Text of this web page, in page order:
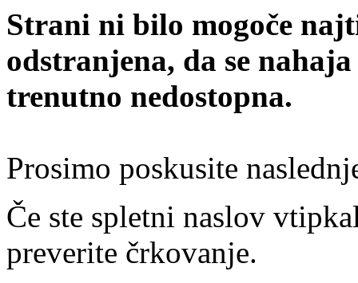
Strani ni bilo mogoče
odstranjena, da se
trenutno nedostopna.
Prosimo poskusite
Če ste spletni naslov
preverite črkovanje.